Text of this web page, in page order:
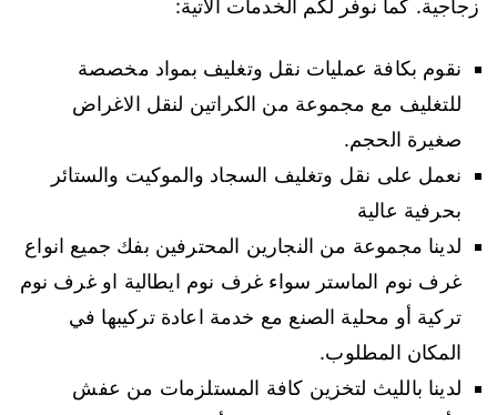
زجاجية. كما نوفر لكم الخدمات الاتية:
نقوم بكافة عمليات نقل وتغليف بمواد مخصصة
للتغليف مع مجموعة من الكراتين لنقل الاغراض
صغيرة الحجم.
نعمل على نقل وتغليف السجاد والموكيت والستائر
بحرفية عالية
لدينا مجموعة من النجارين المحترفين بفك جميع انواع
غرف نوم الماستر سواء غرف نوم ايطالية او غرف نوم
تركية أو محلية الصنع مع خدمة اعادة تركيبها في
المكان المطلوب.
لدينا بالليث لتخزين كافة المستلزمات من عفش